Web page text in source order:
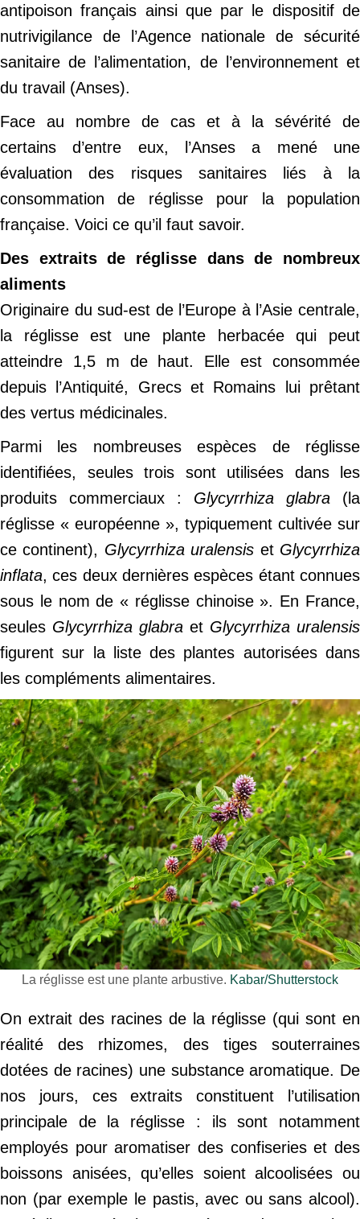
antipoison français ainsi que par le dispositif de
nutrivigilance de l’Agence nationale de sécurité
sanitaire de l’alimentation, de l’environnement et
du travail (Anses).
Face au nombre de cas et à la sévérité de
certains d’entre eux, l’Anses a mené une
évaluation des risques sanitaires liés à la
consommation de réglisse pour la population
française. Voici ce qu’il faut savoir.
Des extraits de réglisse dans de nombreux
aliments
Originaire du sud-est de l’Europe à l’Asie centrale,
la réglisse est une plante herbacée qui peut
atteindre 1,5 m de haut. Elle est consommée
depuis l’Antiquité, Grecs et Romains lui prêtant
des vertus médicinales.
Parmi les nombreuses espèces de réglisse
identifiées, seules trois sont utilisées dans les
produits commerciaux : Glycyrrhiza glabra (la
réglisse « européenne », typiquement cultivée sur
ce continent), Glycyrrhiza uralensis et Glycyrrhiza
inflata, ces deux dernières espèces étant connues
sous le nom de « réglisse chinoise ». En France,
seules Glycyrrhiza glabra et Glycyrrhiza uralensis
figurent sur la liste des plantes autorisées dans
les compléments alimentaires.
La réglisse est une plante arbustive. Kabar/Shutterstock
On extrait des racines de la réglisse (qui sont en
réalité des rhizomes, des tiges souterraines
dotées de racines) une substance aromatique. De
nos jours, ces extraits constituent l’utilisation
principale de la réglisse : ils sont notamment
employés pour aromatiser des confiseries et des
boissons anisées, qu’elles soient alcoolisées ou
non (par exemple le pastis, avec ou sans alcool).